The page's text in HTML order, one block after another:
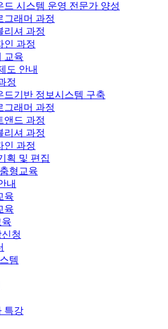
드 시스템 운영 전문가 양성
그래머 과정
리셔 과정
인 과정
교육
도 안내
정
드기반 정보시스템 구축
그래머 과정
앤드 과정
리셔 과정
인 과정
획 및 편집
형교육
내
육
육
청
템
특강